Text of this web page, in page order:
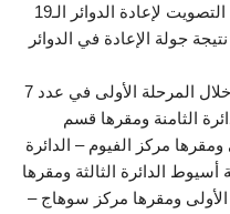
بالخارج يومي 24 و25 ديسمبر ويجرى التصويت لإعادة الدوائر الـ19
وتعلن نتيجة جولة الإعادة في الدوائر
وتجرى الانتخابات في الدوائر الملغاة خلال المرحلة الأولى في عدد 7
الثامنة ومقرها قسم
ومقرها مركز الفيوم – الدائرة
الدائرة الثالثة ومقرها
ومقرها مركز سوهاج –